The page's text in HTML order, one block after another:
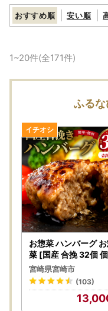
■お礼品の配送につい
・お礼品の配送日のご
・お礼品は市外にお住
の他の方については
らかじめご了承くださ
・お礼品毎にお届け時
ージ内に表記がござい
・お礼品の在庫状況
期以上に時間を頂戴す
しくお願い致します。
・お届けを致しました
期不在等寄付者様事由
出来ません。
・ヤマト運輸様の転送
お届け先を変更（転
場合でもお届け先様
違いがないか十分に
なお、お届け先様が住
おすすめ順 安い順
1~20件(全171件)
ふる
お惣菜 ハンバーグ
菜 [国産 合挽 32個
宮崎県宮崎市
(103)